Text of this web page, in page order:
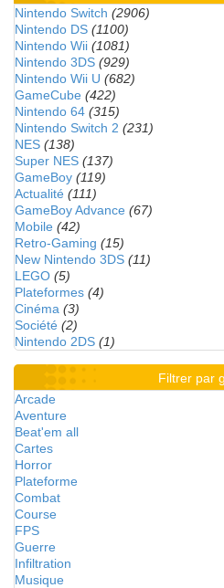
Nintendo Switch (2906)
Nintendo DS (1100)
Nintendo Wii (1081)
Nintendo 3DS (929)
Nintendo Wii U (682)
GameCube (422)
Nintendo 64 (315)
Nintendo Switch 2 (231)
NES (138)
Super NES (137)
GameBoy (119)
Actualité (111)
GameBoy Advance (67)
Mobile (42)
Retro-Gaming (15)
New Nintendo 3DS (11)
LEGO (5)
Plateformes (4)
Cinéma (3)
Société (2)
Nintendo 2DS (1)
Filtrer par
Arcade
Aventure
Beat'em all
Cartes
Horror
Plateforme
Combat
Course
FPS
Guerre
Infiltration
Musique